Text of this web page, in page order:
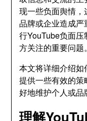
现一些负面舆情，
品牌或企业造成
行YouTube负面
方关注的重要问题。
本文将详细介绍
提供一些有效的
好地维护个人或品
理解